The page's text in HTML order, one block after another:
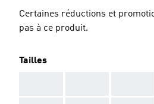
Certaines réductions et
pas à ce produit.
Tailles